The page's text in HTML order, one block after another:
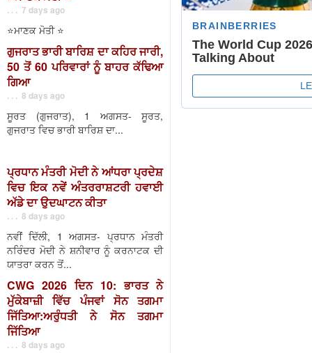
. . . 7 days ago
⭐️ਮਾਣਕ ਮੋਤੀ ⭐️
ਗੁਜਰਾਤ ਭਾਰੀ ਬਾਰਿਸ਼ ਦਾ ਕਹਿਰ ਜਾਰੀ,
50 ਤੋਂ 60 ਪਰਿਵਾਰਾਂ ਨੂੰ ਬਾਹਰ ਕੱਢਿਆ
ਗਿਆ
. . . 8 days ago
ਸੂਰਤ (ਗੁਜਰਾਤ), 1 ਅਗਸਤ- ਸੂਰਤ,
ਗੁਜਰਾਤ ਵਿਚ ਭਾਰੀ ਬਾਰਿਸ਼ ਦਾ...
ਪ੍ਰਧਾਨ ਮੰਤਰੀ ਮੋਦੀ ਨੇ ਆਂਧਰਾ ਪ੍ਰਦੇਸ਼
ਵਿਚ ਇਕ ਨਵੇਂ ਅੰਤਰਰਾਸ਼ਟਰੀ ਹਵਾਈ
ਅੱਡੇ ਦਾ ਉਦਘਾਟਨ ਕੀਤਾ
. . . 8 days ago
ਨਵੀਂ ਦਿੱਲੀ, 1 ਅਗਸਤ- ਪ੍ਰਧਾਨ ਮੰਤਰੀ
ਨਰਿੰਦਰ ਮੋਦੀ ਨੇ ਸ਼ਨੀਵਾਰ ਨੂੰ ਕਰਨਾਟਕ ਦੀ
ਯਾਤਰਾ ਕਰਨ ਤੋਂ...
CWG 2026 ਦਿਨ 10: ਭਾਰਤ ਨੇ
ਮੁੱਕੇਬਾਜ਼ੀ ਵਿੱਚ ਪੰਜਵਾਂ ਸੋਨ ਤਗਮਾ
ਜਿੱਤਿਆ:ਅਰੁੰਧਤੀ ਨੇ ਸੋਨ ਤਗਮਾ
ਜਿੱਤਿਆ
. . . 8 days ago